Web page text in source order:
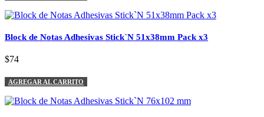
Block de Notas Adhesivas Stick`N 51x38mm Pack x3
$74
AGREGAR AL CARRITO